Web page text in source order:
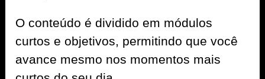
O conteúdo é dividido em módulos
curtos e objetivos, permitindo que você
avance mesmo nos momentos mais